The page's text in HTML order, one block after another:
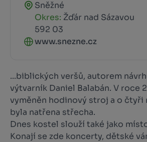
Sněžné
Okres: Žďár nad Sázavou
592 03
www.snezne.cz
...biblických veršů, autorem
výtvarník Daniel Balabán. V roce
vyměněn hodinový stroj a o čtyři
byla natřena střecha.
Dnes kostel slouží také jako
Konají se zde koncerty, dětské